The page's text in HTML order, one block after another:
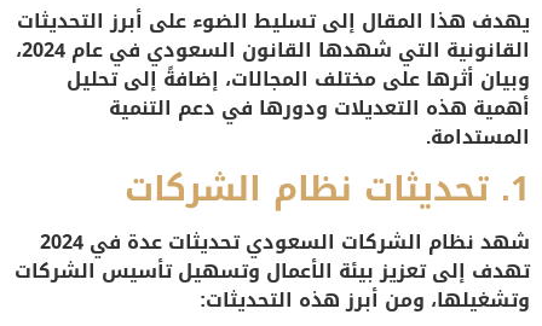
يهدف هذا المقال إلى تسليط الضوء على أبرز التحديثات
القانونية التي شهدها القانون السعودي في عام 2024،
وبيان أثرها على مختلف المجالات، إضافةً إلى تحليل
أهمية هذه التعديلات ودورها في دعم التنمية
المستدامة.
1. تحديثات نظام الشركات
شهد نظام الشركات السعودي تحديثات عدة في 2024
تهدف إلى تعزيز بيئة الأعمال وتسهيل تأسيس الشركات
وتشغيلها، ومن أبرز هذه التحديثات: